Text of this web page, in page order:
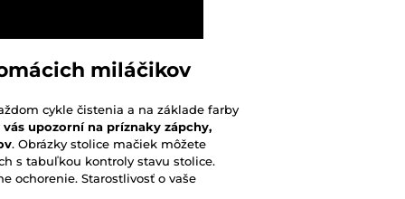
miláčikov
cykle čistenia a na základe farby
vás upozorní na príznaky zápchy,
. Obrázky stolice mačiek môžete
s tabuľkou kontroly stavu stolice.
ochorenie. Starostlivosť o vaše